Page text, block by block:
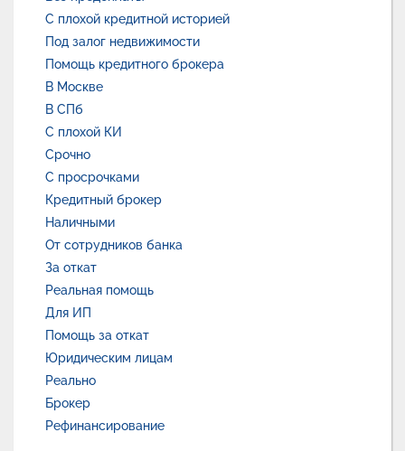
С плохой кредитной историей
Под залог недвижимости
Помощь кредитного брокера
В Москве
В СПб
С плохой КИ
Срочно
С просрочками
Кредитный брокер
Наличными
От сотрудников банка
За откат
Реальная помощь
Для ИП
Помощь за откат
Юридическим лицам
Реально
Брокер
Рефинансирование